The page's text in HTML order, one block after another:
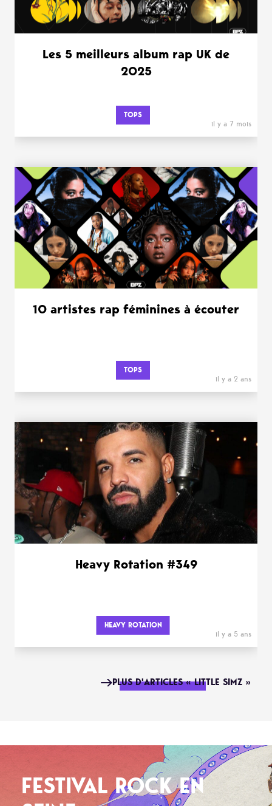
Les 5 meilleurs album rap UK de
2025
TOPS
il y a 7 mois
10 artistes rap féminines à écouter
TOPS
il y a 2 ans
Heavy Rotation #349
HEAVY ROTATION
il y a 5 ans
PLUS D'ARTICLES « LITTLE SIMZ »
FESTIVAL ROCK EN